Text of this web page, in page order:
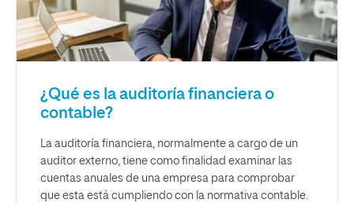
¿Qué es la auditoría financiera o
contable?
La auditoría financiera, normalmente a cargo de un
auditor externo, tiene como finalidad examinar las
cuentas anuales de una empresa para comprobar
que esta está cumpliendo con la normativa contable.